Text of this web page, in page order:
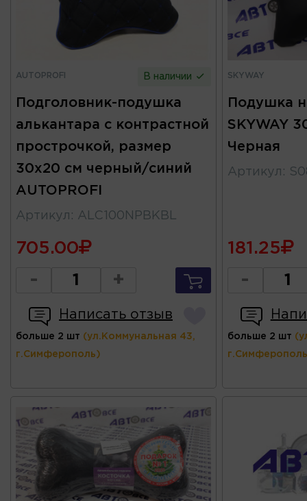
AUTOPROFI В наличии
Подголовник-подушка
алькантара с контрастной
прострочкой, размер
30х20 см черный/синий
AUTOPROFI
Артикул : ALC100NPBKBL
705.00
- +
Написать отзыв
больше 2 шт (ул.Коммунальная 43,
г.Симферополь)
SKYWAY
Подушка
SKYWAY
Черная
Артикул :
181.25
-
больше 2 шт